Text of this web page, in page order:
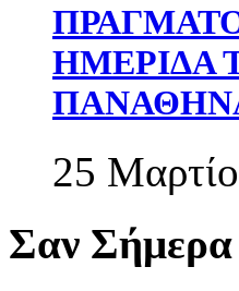
ΗΜΕΡΙΔΑ
25
Σαν Σήμερα